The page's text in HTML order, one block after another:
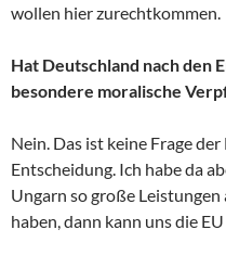
wollen hier zurechtkommen.
Hat Deutschland nach den
besondere moralische
Nein. Das ist keine Frage
Entscheidung. Ich habe da
Ungarn so große
haben, dann kann uns die